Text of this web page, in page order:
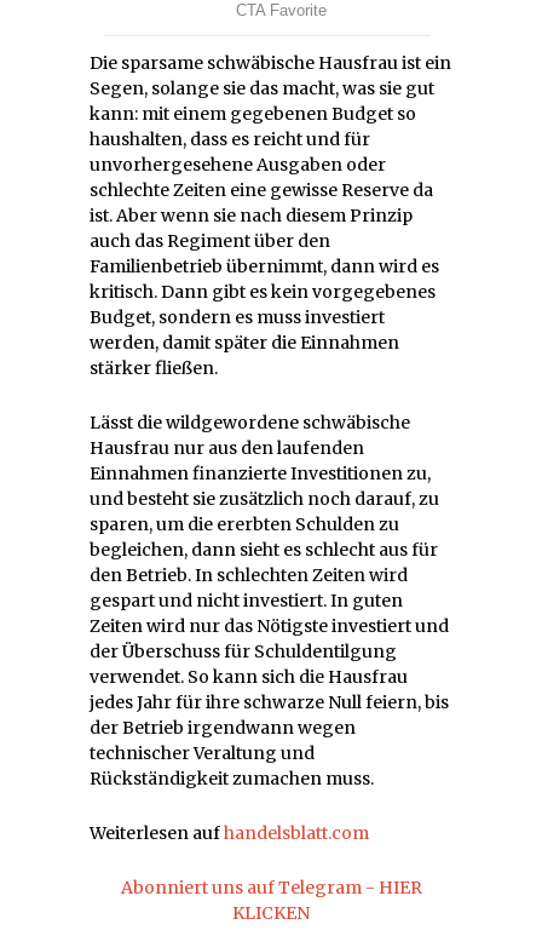
Die sparsame schwäbische Hausfrau ist ein
Segen, solange sie das macht, was sie gut
kann: mit einem gegebenen Budget so
haushalten, dass es reicht und für
unvorhergesehene Ausgaben oder
schlechte Zeiten eine gewisse Reserve da
ist. Aber wenn sie nach diesem Prinzip
auch das Regiment über den
Familienbetrieb übernimmt, dann wird es
kritisch. Dann gibt es kein vorgegebenes
Budget, sondern es muss investiert
werden, damit später die Einnahmen
stärker fließen.
Lässt die wildgewordene schwäbische
Hausfrau nur aus den laufenden
Einnahmen finanzierte Investitionen zu,
und besteht sie zusätzlich noch darauf, zu
sparen, um die ererbten Schulden zu
begleichen, dann sieht es schlecht aus für
den Betrieb. In schlechten Zeiten wird
gespart und nicht investiert. In guten
Zeiten wird nur das Nötigste investiert und
der Überschuss für Schuldentilgung
verwendet. So kann sich die Hausfrau
jedes Jahr für ihre schwarze Null feiern, bis
der Betrieb irgendwann wegen
technischer Veraltung und
Rückständigkeit zumachen muss.
Weiterlesen aufhandelsblatt.com
Abonniert uns auf Telegram - HIER
KLICKEN